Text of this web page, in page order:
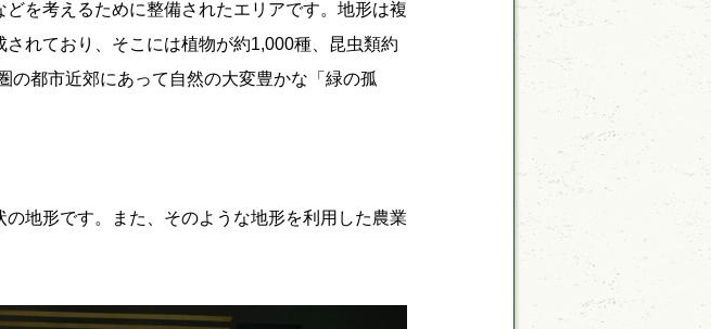
を考えるために整備されたエリアです。地形は複
れており、そこには植物が約1,000種、昆虫類約
の都市近郊にあって自然の大変豊かな「緑の孤
地形です。また、そのような地形を利用した農業